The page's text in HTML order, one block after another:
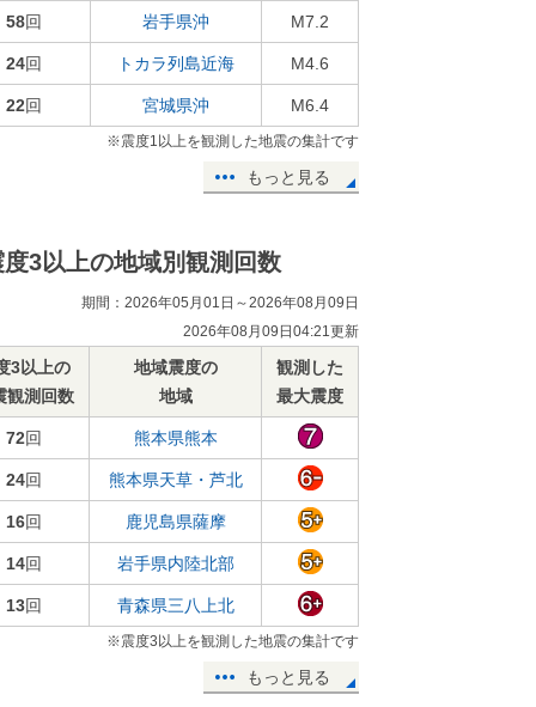
58回 岩手県沖 M7.2
24回 トカラ列島近海 M4.6
22回 宮城県沖 M6.4
※震度1以上を観測した地震の集計です
もっと見る
度3以上の地域別観測回数
期間：2026年05月01日～2026年08月09日
2026年08月09日04:21更新
3以上の
観測回数
地域震度の
地域
観測した
最大震度
72回 熊本県熊本
24回 熊本県天草・芦北
16回 鹿児島県薩摩
14回 岩手県内陸北部
13回 青森県三八上北
※震度3以上を観測した地震の集計です
もっと見る